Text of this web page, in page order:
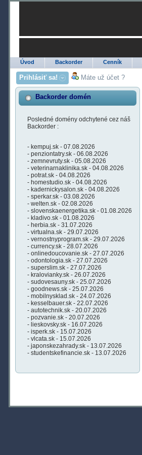
Úvod Backorder Cenník
Prihlásiť sa! Máte už účet ?
Backorder domén
Posledné domény odchytené cez náš
Backorder :
- kempuj.sk - 07.08.2026
- penziontatry.sk - 06.08.2026
- zemnevruty.sk - 05.08.2026
- veterinarnaklinika.sk - 04.08.2026
- potrat.sk - 04.08.2026
- homestudio.sk - 04.08.2026
- kadernickysalon.sk - 04.08.2026
- sperkar.sk - 03.08.2026
- welten.sk - 02.08.2026
- slovenskaenergetika.sk - 01.08.2026
- kladivo.sk - 01.08.2026
- herbia.sk - 31.07.2026
- virtualna.sk - 29.07.2026
- vernostnyprogram.sk - 29.07.2026
- currency.sk - 28.07.2026
- onlinedoucovanie.sk - 27.07.2026
- odontologia.sk - 27.07.2026
- superslim.sk - 27.07.2026
- kralovianky.sk - 26.07.2026
- sudovesauny.sk - 25.07.2026
- goodnews.sk - 25.07.2026
- mobilnysklad.sk - 24.07.2026
- kesselbauer.sk - 22.07.2026
- autotechnik.sk - 20.07.2026
- pozvanie.sk - 20.07.2026
- lieskovsky.sk - 16.07.2026
- isperk.sk - 15.07.2026
- vlcata.sk - 15.07.2026
- japonskezahrady.sk - 13.07.2026
- studentskefinancie.sk - 13.07.2026